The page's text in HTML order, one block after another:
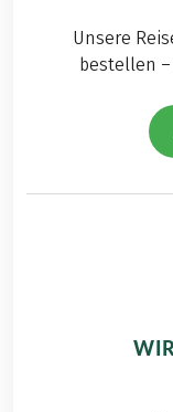
Unsere
bestellen